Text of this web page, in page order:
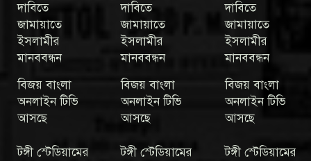
দাবিতে
জামায়াতে
ইসলামীর
মানববন্ধন
বিজয় বাংলা
অনলাইন টিভি
আসছে
দাবিতে
জামায়াতে
ইসলামীর
মানববন্ধন
বিজয় বাংলা
অনলাইন টিভি
আসছে
দাবিতে
জামায়াতে
ইসলামীর
মানববন্ধন
বিজয় বাংলা
অনলাইন টিভি
আসছে
টঙ্গী স্টেডিয়ামের
টঙ্গী স্টেডিয়ামের
টঙ্গী স্টেডিয়ামের